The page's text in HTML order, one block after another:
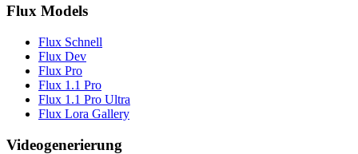
Flux Models
Flux Schnell
Flux Dev
Flux Pro
Flux 1.1 Pro
Flux 1.1 Pro Ultra
Flux Lora Gallery
Videogenerierung